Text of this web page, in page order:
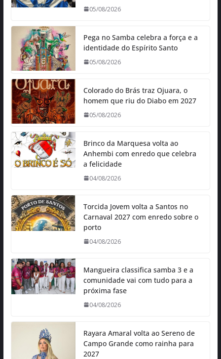
05/08/2026
Pega no Samba celebra a força e a
identidade do Espírito Santo
05/08/2026
Colorado do Brás traz Ojuara, o
homem que riu do Diabo em 2027
05/08/2026
Brinco da Marquesa volta ao
Anhembi com enredo que celebra
a felicidade
04/08/2026
Torcida Jovem volta a Santos no
Carnaval 2027 com enredo sobre o
porto
04/08/2026
Mangueira classifica samba 3 e a
comunidade vai com tudo para a
próxima fase
04/08/2026
Rayara Amaral volta ao Sereno de
Campo Grande como rainha para
2027